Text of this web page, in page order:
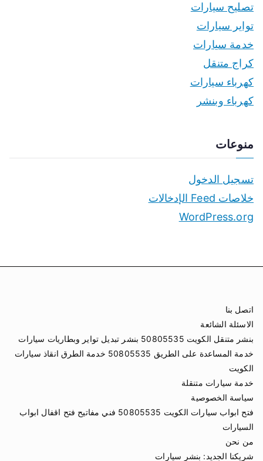
تصليح سيارات
تواير سيارات
خدمة سيارات
كراج متنقل
كهرباء سيارات
كهرباء وبنشر
منوعات
تسجيل الدخول
خلاصات Feed الإدخالات
WordPress.org
اتصل بنا
الاسئلة الشائعة
بنشر متنقل الكويت 50805535 بنشر تبديل تواير وبطاريات سيارات
خدمة المساعدة على الطريق 50805535 خدمة الطرق انقاذ سيارات
الكويت
خدمة سيارات متنقلة
سياسة الخصوصية
فتح ابواب سيارات الكويت 50805535 فني مفاتيح فتح اقفال ابواب
السيارات
من نحن
شريكنا الجديد: بنشر سيارات